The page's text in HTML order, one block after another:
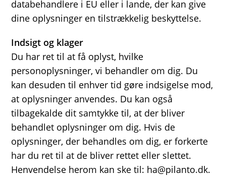
databehandlere i EU eller i lande, der kan give
dine oplysninger en tilstrækkelig beskyttelse.
Indsigt og klager
Du har ret til at få oplyst, hvilke
personoplysninger, vi behandler om dig. Du
kan desuden til enhver tid gøre indsigelse mod,
at oplysninger anvendes. Du kan også
tilbagekalde dit samtykke til, at der bliver
behandlet oplysninger om dig. Hvis de
oplysninger, der behandles om dig, er forkerte
har du ret til at de bliver rettet eller slettet.
Henvendelse herom kan ske til: ha@pilanto.dk.